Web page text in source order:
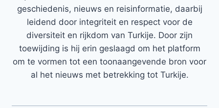
geschiedenis, nieuws en reisinformatie, daarbij
leidend door integriteit en respect voor de
diversiteit en rijkdom van Turkije. Door zijn
toewijding is hij erin geslaagd om het platform
om te vormen tot een toonaangevende bron voor
al het nieuws met betrekking tot Turkije.